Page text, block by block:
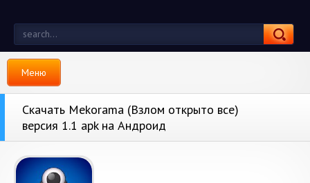
Меню
Скачать Mekorama (Взлом открыто все)
версия 1.1 apk на Андроид